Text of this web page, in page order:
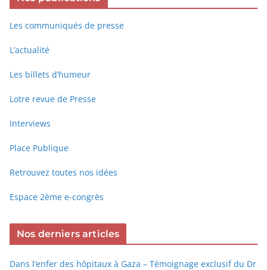
Les communiqués de presse
L’actualité
Les billets d’humeur
Lotre revue de Presse
Interviews
Place Publique
Retrouvez toutes nos idées
Espace 2ème e-congrès
Nos derniers articles
Dans l’enfer des hôpitaux à Gaza – Témoignage exclusif du Dr